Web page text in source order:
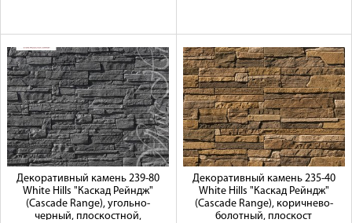
Декоративный камень 239-80
White Hills "Каскад Рейндж"
(Cascade Range), угольно-
черный, плоскостной,
Декоративный камень 235-40
White Hills "Каскад Рейндж"
(Cascade Range), коричнево-
болотный, плоскост